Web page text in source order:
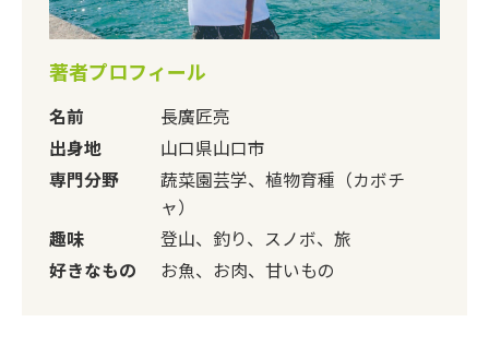
著者プロフィール
名前
長廣匠亮
出身地
山口県山口市
専門分野
蔬菜園芸学、植物育種（カボチ
ャ）
趣味
登山、釣り、スノボ、旅
好きなもの
お魚、お肉、甘いもの